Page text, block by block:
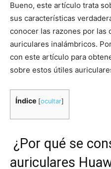
Bueno, este artículo trata
sus características
conocer las razones por las
auriculares inalámbricos.
con este artículo para
sobre estos útiles
Índice [ocultar]
¿Por qué se
auriculares